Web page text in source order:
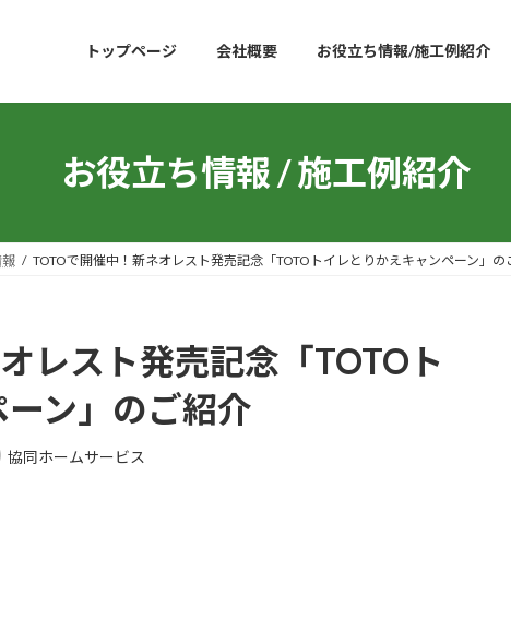
トップページ 会社概要 お役立ち情報/施工例紹介
お役立ち情報 / 施工例紹介
TOTOで開催中！新ネオレスト発売記念「TOTOトイレとりかえキャンペーン」の
レスト発売記念「TOTOト
ン」のご紹介
協同ホームサービス